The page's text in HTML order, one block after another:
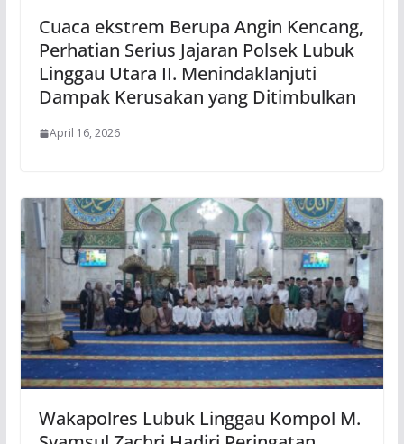
Cuaca ekstrem Berupa Angin Kencang,
Perhatian Serius Jajaran Polsek Lubuk
Linggau Utara II. Menindaklanjuti
Dampak Kerusakan yang Ditimbulkan
April 16, 2026
Wakapolres Lubuk Linggau Kompol M.